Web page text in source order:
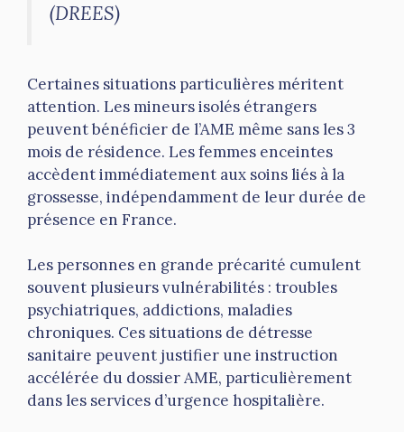
(DREES)
Certaines situations particulières méritent
attention. Les mineurs isolés étrangers
peuvent bénéficier de l’AME même sans les 3
mois de résidence. Les femmes enceintes
accèdent immédiatement aux soins liés à la
grossesse, indépendamment de leur durée de
présence en France.
Les personnes en grande précarité cumulent
souvent plusieurs vulnérabilités : troubles
psychiatriques, addictions, maladies
chroniques. Ces situations de détresse
sanitaire peuvent justifier une instruction
accélérée du dossier AME, particulièrement
dans les services d’urgence hospitalière.